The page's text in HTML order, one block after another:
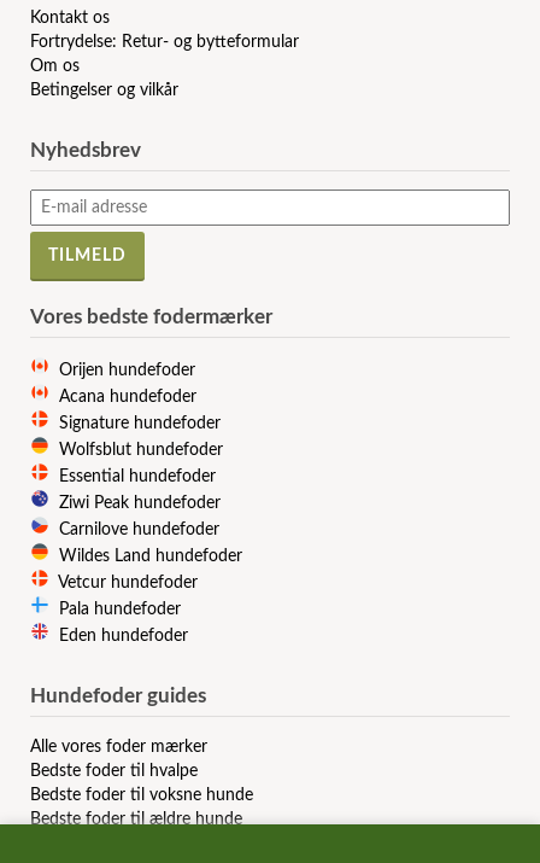
Kontakt os
Fortrydelse: Retur- og bytteformular
Om os
Betingelser og vilkår
Nyhedsbrev
Vores bedste fodermærker
Orijen hundefoder
Acana hundefoder
Signature hundefoder
Wolfsblut hundefoder
Essential hundefoder
Ziwi Peak hundefoder
Carnilove hundefoder
Wildes Land hundefoder
Vetcur hundefoder
Pala hundefoder
Eden hundefoder
Hundefoder guides
Alle vores foder mærker
Bedste foder til hvalpe
Bedste foder til voksne hunde
Bedste foder til ældre hunde